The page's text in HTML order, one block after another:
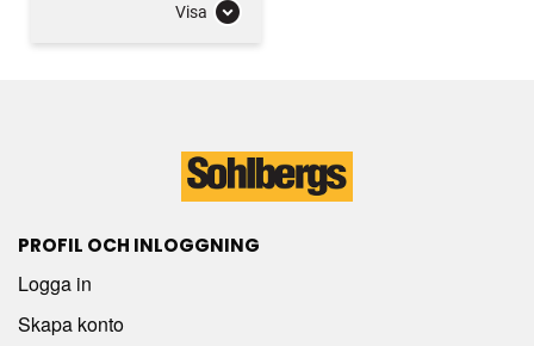
Visa
PROFIL OCH INLOGGNING
Logga in
Skapa konto